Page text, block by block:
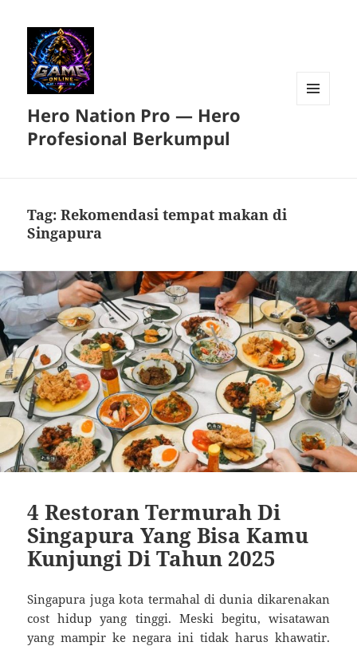
Hero Nation Pro — Hero
Profesional Berkumpul
Tag:Rekomendasi tempat makan di
Singapura
4 Restoran Termurah Di
Singapura Yang Bisa Kamu
Kunjungi Di Tahun 2025
Singapura juga kota termahal di dunia dikarenakan
cost hidup yang tinggi. Meski begitu, wisatawan
yang mampir ke negara ini tidak harus khawatir.